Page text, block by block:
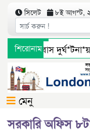
সিলেট ৮ই আগস্ট,
শিরোনাম
সিলেটে বাস
জৈন্তাপুর সারী ৩ বালু
মেনু
সরকারি অফিস